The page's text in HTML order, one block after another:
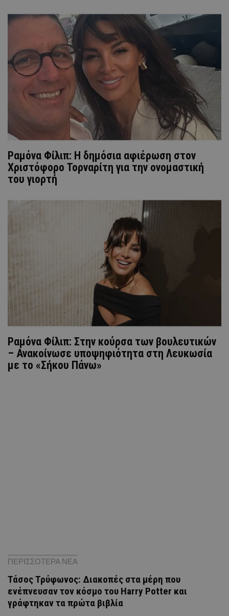
Ραμόνα Φίλιπ: Η δημόσια αφιέρωση στον
Χριστόφορο Τορναρίτη για την ονομαστική
του γιορτή
Ραμόνα Φίλιπ: Στην κούρσα των βουλευτικών
– Ανακοίνωσε υποψηφιότητα στη Λευκωσία
με το «Σήκου Πάνω»
ΠΕΡΙΣΣΟΤΕΡΑ ΝΕΑ
Τάσος Τρύφωνος: Διακοπές στα μέρη που
ενέπνευσαν τον κόσμο του Harry Potter και
γράφτηκαν τα πρώτα βιβλία